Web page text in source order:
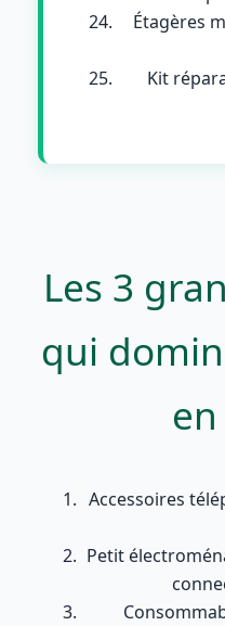
Étagères
Kit
Les 3
qui
Accessoires
Petit